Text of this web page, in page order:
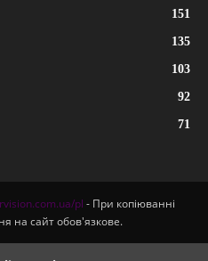
151
135
103
92
71
pl - При копіюванні
на сайт обов'язкове.